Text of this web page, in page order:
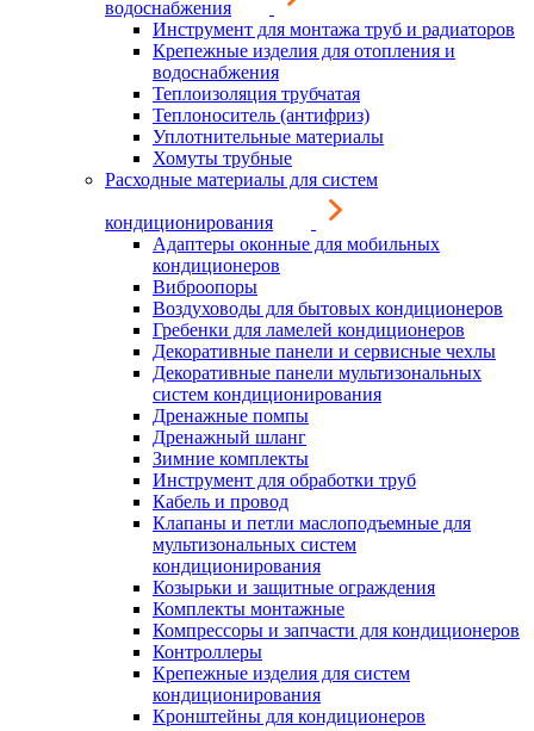
водоснабжения
Инструмент для монтажа труб и радиаторов
Крепежные изделия для отопления и
водоснабжения
Теплоизоляция трубчатая
Теплоноситель (антифриз)
Уплотнительные материалы
Хомуты трубные
Расходные материалы для систем
кондиционирования
Адаптеры оконные для мобильных
кондиционеров
Виброопоры
Воздуховоды для бытовых кондиционеров
Гребенки для ламелей кондиционеров
Декоративные панели и сервисные чехлы
Декоративные панели мультизональных
систем кондиционирования
Дренажные помпы
Дренажный шланг
Зимние комплекты
Инструмент для обработки труб
Кабель и провод
Клапаны и петли маслоподъемные для
мультизональных систем
кондиционирования
Козырьки и защитные ограждения
Комплекты монтажные
Компрессоры и запчасти для кондиционеров
Контроллеры
Крепежные изделия для систем
кондиционирования
Кронштейны для кондиционеров